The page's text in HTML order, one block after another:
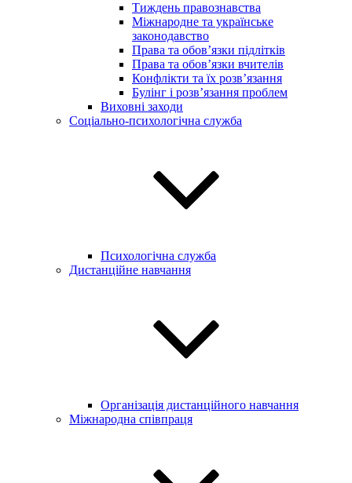
Тиждень правознавства
Міжнародне та українське
законодавство
Права та обов’язки підлітків
Права та обов’язки вчителів
Конфлікти та їх розв’язання
Булінг і розв’язання проблем
Виховні заходи
Соціально-психологічна служба
Психологічна служба
Дистанційне навчання
Організація дистанційного навчання
Міжнародна співпраця